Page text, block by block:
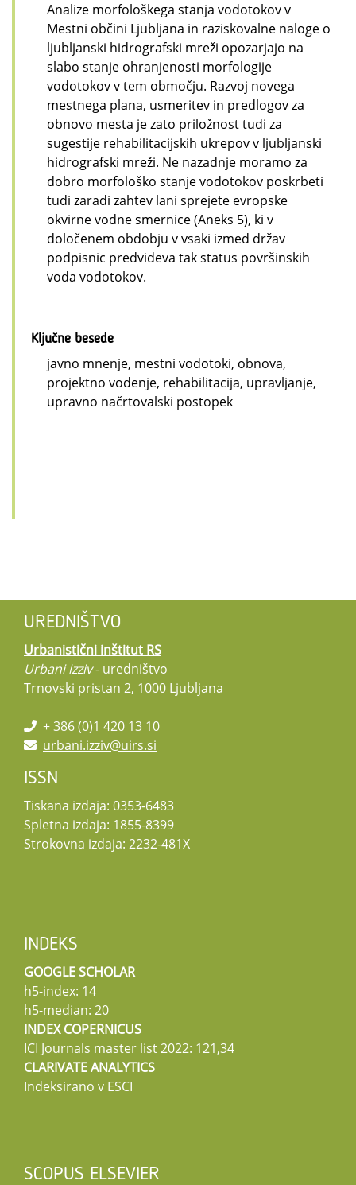
Analize morfološkega stanja vodotokov v
Mestni občini Ljubljana in raziskovalne naloge o
ljubljanski hidrografski mreži opozarjajo na
slabo stanje ohranjenosti morfologije
vodotokov v tem območju. Razvoj novega
mestnega plana, usmeritev in predlogov za
obnovo mesta je zato priložnost tudi za
sugestije rehabilitacijskih ukrepov v ljubljanski
hidrografski mreži. Ne nazadnje moramo za
dobro morfološko stanje vodotokov poskrbeti
tudi zaradi zahtev lani sprejete evropske
okvirne vodne smernice (Aneks 5), ki v
določenem obdobju v vsaki izmed držav
podpisnic predvideva tak status površinskih
voda vodotokov.
Ključne besede
javno mnenje, mestni vodotoki, obnova,
projektno vodenje, rehabilitacija, upravljanje,
upravno načrtovalski postopek
UREDNIŠTVO
Urbanistični inštitut RS
Urbani izziv- uredništvo
Trnovski pristan 2, 1000 Ljubljana
+ 386 (0)1 420 13 10
urbani.izziv@uirs.si
ISSN
Tiskana izdaja: 0353-6483
Spletna izdaja: 1855-8399
Strokovna izdaja: 2232-481X
INDEKS
GOOGLE SCHOLAR
h5-index: 14
h5-median: 20
INDEX COPERNICUS
ICI Journals master list 2022: 121,34
CLARIVATE ANALYTICS
Indeksirano v ESCI
SCOPUS ELSEVIER